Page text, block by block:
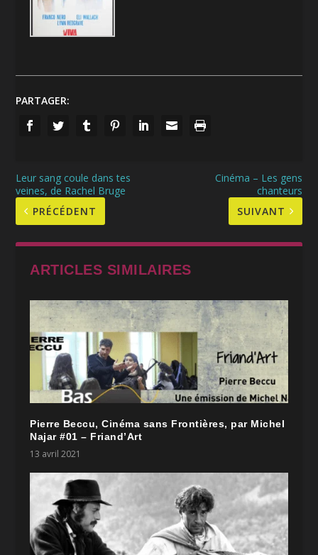
PARTAGER:
Leur sang coule dans tes
veines, de Rachel Bruge
PRÉCÉDENT
Cinéma – Les gens
chanteurs
SUIVANT
ARTICLES SIMILAIRES
Pierre Beccu, Cinéma sans Frontières, par Michel
Najar #01 – Friand’Art
13 avril 2021